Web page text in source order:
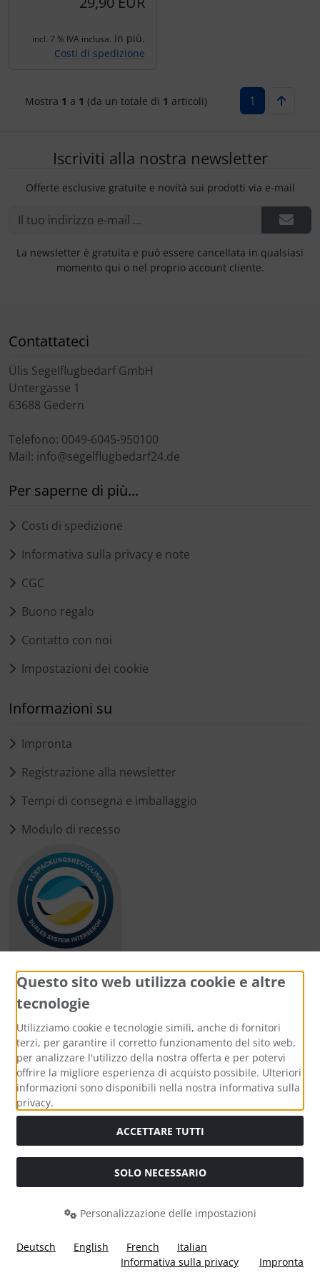
incl. 7 % IVA inclusa. in più.
Costi di spedizione
Mostra 1 a 1 (da un totale di 1 articoli) 1
Iscriviti alla nostra newsletter
Offerte esclusive gratuite e novità sui prodotti via e-mail
La newsletter è gratuita e può essere cancellata in qualsiasi
momento qui o nel proprio account cliente.
Contattateci
Ülis Segelflugbedarf GmbH
Untergasse 1
63688 Gedern
Telefono: 0049-6045-950100
Mail: info@segelflugbedarf24.de
Per saperne di più...
Costi di spedizione
Informativa sulla privacy e note
CGC
Buono regalo
Contatto con noi
Impostazioni dei cookie
Informazioni su
Impronta
Registrazione alla newsletter
Tempi di consegna e imballaggio
Modulo di recesso
Metodi di pagamento
Media sociali
Modulo di recesso
Questo sito web utilizza cookie e altre
tecnologie
Utilizziamo cookie e tecnologie simili, anche di fornitori
terzi, per garantire il corretto funzionamento del sito web,
per analizzare l'utilizzo della nostra offerta e per potervi
offrire la migliore esperienza di acquisto possibile. Ulteriori
informazioni sono disponibili nella nostra informativa sulla
privacy.
ACCETTARE TUTTI
SOLO NECESSARIO
Personalizzazione delle impostazioni
Deutsch English French
Italian
Informativa sulla privacy
Impronta
Paracadute
Pulitore per zanzare
Speroni e ruote alari
Strumenti
Tubi, connettori....
Ugelli / sonde
Viti, dadi & co.
Prodotti personalizzati
Mappe di rilievo 3D